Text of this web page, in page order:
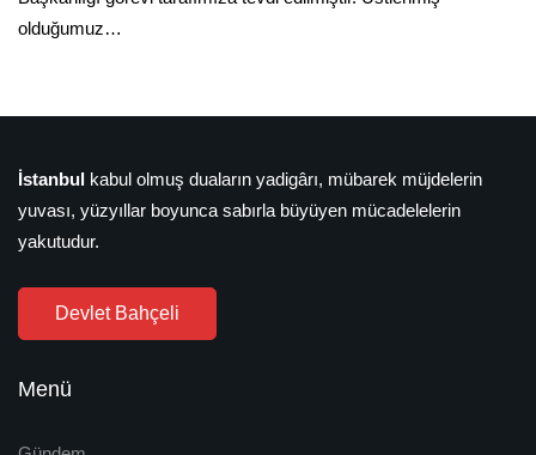
olduğumuz…
İstanbul kabul olmuş duaların yadigârı, mübarek müjdelerin
yuvası, yüzyıllar boyunca sabırla büyüyen mücadelelerin
yakutudur.
Devlet Bahçeli
Menü